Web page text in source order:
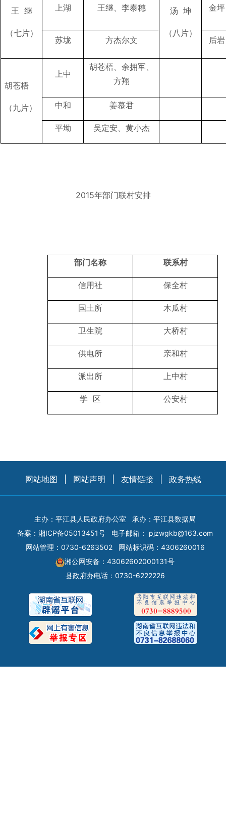
王 继
（七片）
上湖 王继、李泰穗 汤 坤
（八片）
金坪
苏垅 方杰尔文 后岩
胡苍梧
（九片）
上中
胡苍梧、余拥军、
方翔
中和 姜慕君
平坳 吴定安、黄小杰
2015年部门联村安排
部门名称 联系村
信用社 保全村
国土所 木瓜村
卫生院 大桥村
供电所 亲和村
派出所 上中村
学 区 公安村
网站地图 网站声明 友情链接 政务热线
主办：平江县人民政府办公室
承办：平江县数据局
备案： 湘ICP备05013451号 电子邮箱： pjzwgkb@163.com
网站管理：0730-6263502
网站标识码：4306260016
湘公网安备：43062602000131号
县政府办电话：0730-6222226